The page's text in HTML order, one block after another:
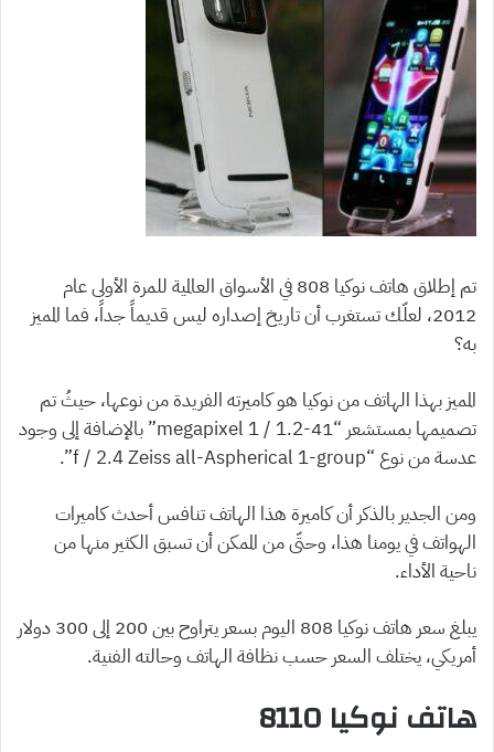
تم إطلاق هاتف نوكيا 808 في الأسواق العالمية للمرة الأولى عام
2012، لعلّك تستغرب أن تاريخ إصداره ليس قديماً جداً، فما المميز
به؟
المميز بهذا الهاتف من نوكيا هو كاميرته الفريدة من نوعها، حيثُ تم
تصميمها بمستشعر “41-megapixel 1 / 1.2” بالإضافة إلى وجود
عدسة من نوع “f / 2.4 Zeiss all-Aspherical 1-group”.
ومن الجدير بالذكر أن كاميرة هذا الهاتف تنافس أحدث كاميرات
الهواتف في يومنا هذا، وحتّى من الممكن أن تسبق الكثير منها من
ناحية الأداء.
يبلغ سعر هاتف نوكيا 808 اليوم بسعر يتراوح بين 200 إلى 300 دولار
أمريكي، يختلف السعر حسب نظافة الهاتف وحالته الفنية.
هاتف نوكيا 8110